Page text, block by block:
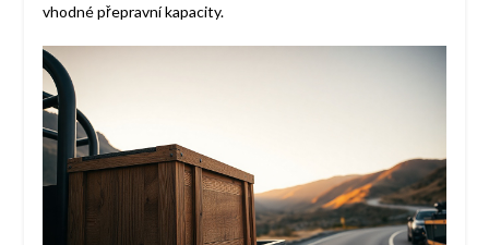
vhodné přepravní kapacity.